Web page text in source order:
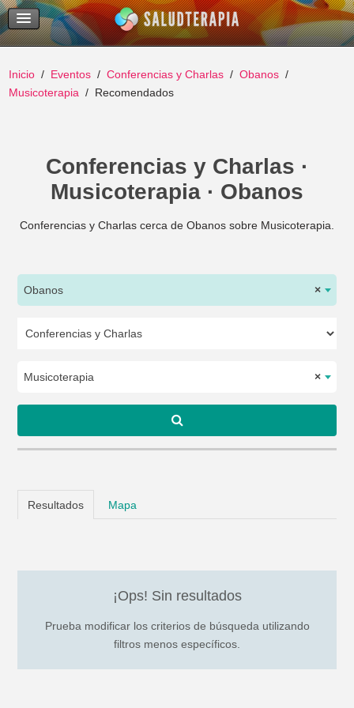
Temas Recientes
Buscar
Inicio Eventos Conferencias y Charlas
Obanos
Musicoterapia
Recomendados
Conferencias y Charlas ·
Musicoterapia · Obanos
Conferencias y Charlas cerca de Obanos sobre Musicoterapia.
×
Obanos
×
Musicoterapia
Resultados Mapa
¡Ops! Sin resultados
Prueba modificar los criterios de búsqueda utilizando
filtros menos específicos.